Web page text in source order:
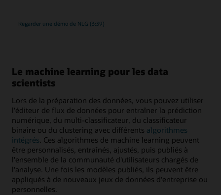
Regarder une démo de NLG (3:39)
Le machine learning pour les data
scientists
Lors de la préparation des données, vous pouvez utiliser
l'éditeur de flux de données pour entraîner la prédiction
numérique, du multi-classificateur, du classificateur
binaire ou du clustering avec différents algorithmes
intégrés. Ces algorithmes de machine learning peuvent
être personnalisés, entraînés, ajustés, puis publiés à
l'ensemble de la communauté d'utilisateurs chargés de
l'analyse. Une fois les modèles publiés, ils peuvent être
appliqués à de nouveaux jeux de données d'entreprise ou
personnelles.